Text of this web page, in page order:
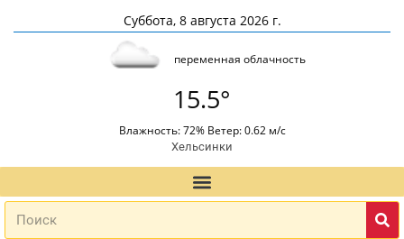
Суббота, 8 августа 2026 г.
переменная облачность
15.5°
Влажность: 72% Ветер: 0.62 м/с
Хельсинки